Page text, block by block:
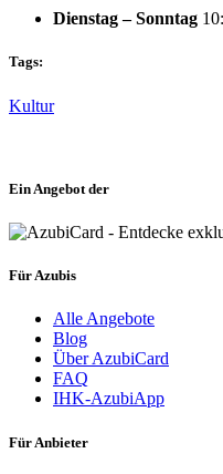
Dienstag – Sonntag
Tags:
Kultur
Ein Angebot der
Für Azubis
Alle Angebote
Blog
Über AzubiCard
FAQ
IHK-AzubiApp
Für Anbieter